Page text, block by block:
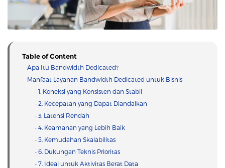
Table of Content
Apa Itu Bandwidth Dedicated?
Manfaat Layanan Bandwidth Dedicated untuk Bisnis
- 1. Koneksi yang Konsisten dan Stabil
- 2. Kecepatan yang Dapat Diandalkan
- 3. Latensi Rendah
- 4. Keamanan yang Lebih Baik
- 5. Kemudahan Skalabilitas
- 6. Dukungan Teknis Prioritas
- 7. Ideal untuk Aktivitas Berat Data